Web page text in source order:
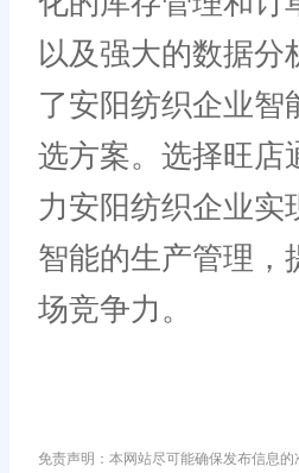
以及强大的数据分
了安阳纺织企业智
选方案。选择旺店
力安阳纺织企业实
智能的生产管理，
场竞争力。
免责声明：本网站尽可能确保发布信息